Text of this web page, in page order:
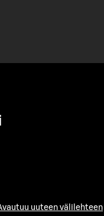
uuteen välilehteen